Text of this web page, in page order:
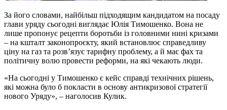
За його словами, найбільш підходящим кандидатом на посаду
глави уряду сьогодні виглядає Юлія Тимошенко. Вона не
лише пропонує рецепти боротьби із головними нині кризами
– на кшталт законопроєкту, який встановлює справедливу
ціну на газ та розв’язує тарифну проблему, а й має фах та
політичну волю провести реформи, на які чекають люди.
«На сьогодні у Тимошенко є кейс справді технічних рішень,
які можна було б покласти в основу антикризової стратегії
нового Уряду», – наголосив Кулик.